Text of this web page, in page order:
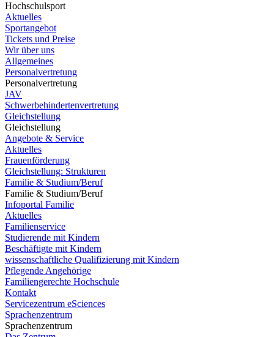
Hochschulsport
Aktuelles
Sportangebot
Tickets und Preise
Wir über uns
Allgemeines
Personalvertretung
Personalvertretung
JAV
Schwerbehindertenvertretung
Gleichstellung
Gleichstellung
Angebote & Service
Aktuelles
Frauenförderung
Gleichstellung: Strukturen
Familie & Studium/Beruf
Familie & Studium/Beruf
Infoportal Familie
Aktuelles
Familienservice
Studierende mit Kindern
Beschäftigte mit Kindern
wissenschaftliche Qualifizierung mit Kindern
Pflegende Angehörige
Familiengerechte Hochschule
Kontakt
Servicezentrum eSciences
Sprachenzentrum
Sprachenzentrum